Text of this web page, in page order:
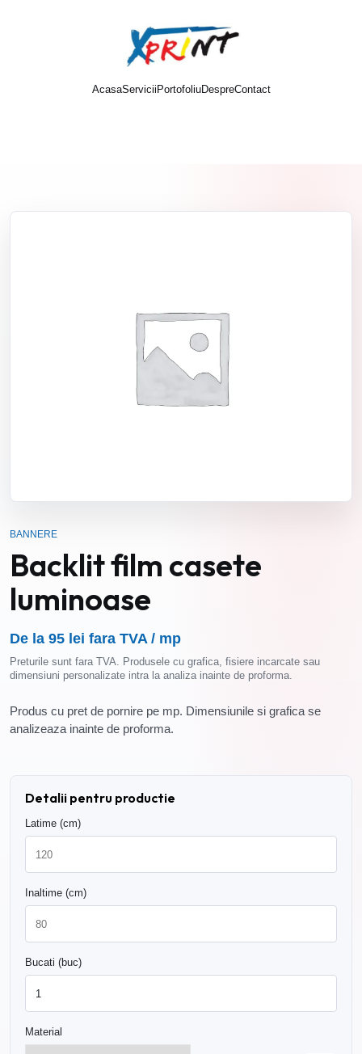
AcasaServicii PortofoliuDespreContact
BANNERE
Backlit film casete
luminoase
De la 95 lei fara TVA / mp
Preturile sunt fara TVA. Produsele cu grafica, fisiere incarcate sau
dimensiuni personalizate intra la analiza inainte de proforma.
Produs cu pret de pornire pe mp. Dimensiunile si grafica se
analizeaza inainte de proforma.
Detalii pentru productie
Latime (cm)
Inaltime (cm)
Bucati (buc)
Material